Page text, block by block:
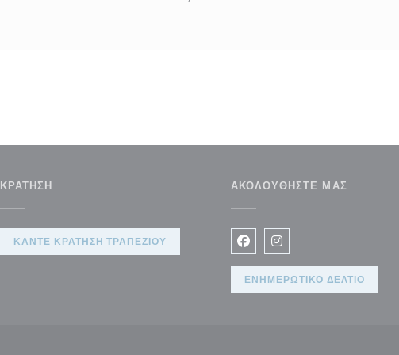
ΚΡΆΤΗΣΗ
ΚΆΝΤΕ ΚΡΆΤΗΣΗ ΤΡΑΠΕΖΙΟΎ
ΑΚΟΛΟΥΘΉΣΤΕ ΜΑΣ
Facebook ((ανοίγει σε νέο
Instagram ((ανοίγει
ΕΝΗΜΕΡΩΤΙΚΌ ΔΕΛΤΊΟ